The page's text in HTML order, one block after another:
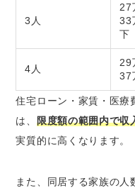
3人
27
33
下
4人
29
37
住宅ローン・家賃・医療
は、 限度額の範囲内で収
実質的に高くなります。
また、同居する家族の